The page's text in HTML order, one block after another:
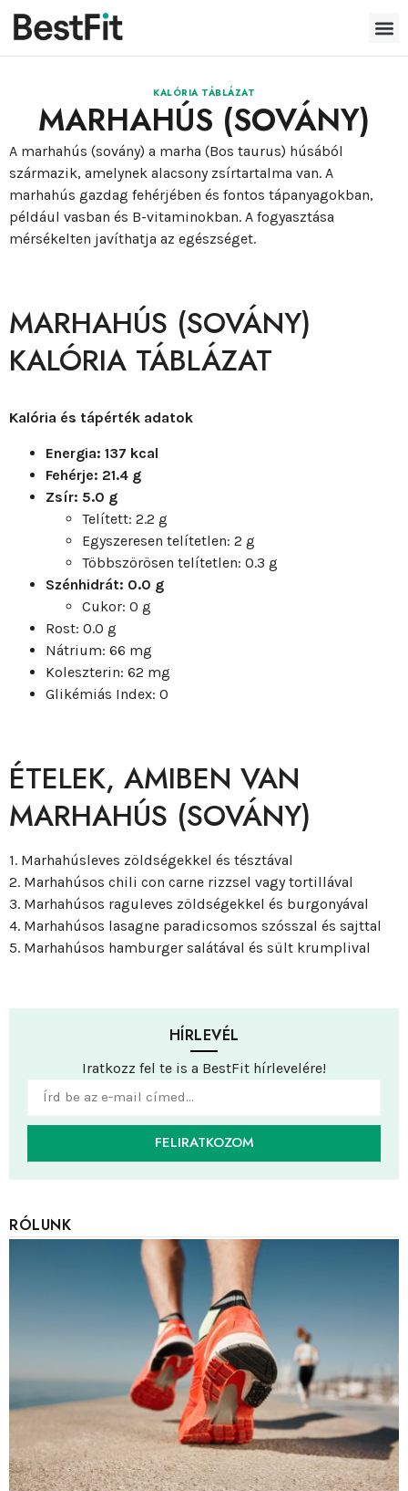
HÍRLEVÉL
Iratkozz fel te is a BestFit hírlevelére!
FELIRATKOZOM
KALÓRIA TÁBLÁZAT
MARHAHÚS (SOVÁNY)
A marhahús (sovány) a marha (Bos taurus) húsából
származik, amelynek alacsony zsírtartalma van. A
marhahús gazdag fehérjében és fontos tápanyagokban,
például vasban és B-vitaminokban. A fogyasztása
mérsékelten javíthatja az egészséget.
MARHAHÚS (SOVÁNY)
KALÓRIA TÁBLÁZAT
Kalória és tápérték adatok
Energia: 137 kcal
Fehérje: 21.4 g
Zsír: 5.0 g
Telített: 2.2 g
Egyszeresen telítetlen: 2 g
Többszörösen telítetlen: 0.3 g
Szénhidrát: 0.0 g
Cukor: 0 g
Rost: 0.0 g
Nátrium: 66 mg
Koleszterin: 62 mg
Glikémiás Index: 0
ÉTELEK, AMIBEN VAN
MARHAHÚS (SOVÁNY)
1. Marhahúsleves zöldségekkel és tésztával
2. Marhahúsos chili con carne rizzsel vagy tortillával
3. Marhahúsos raguleves zöldségekkel és burgonyával
4. Marhahúsos lasagne paradicsomos szósszal és sajttal
5. Marhahúsos hamburger salátával és sült krumplival
RÓLUNK